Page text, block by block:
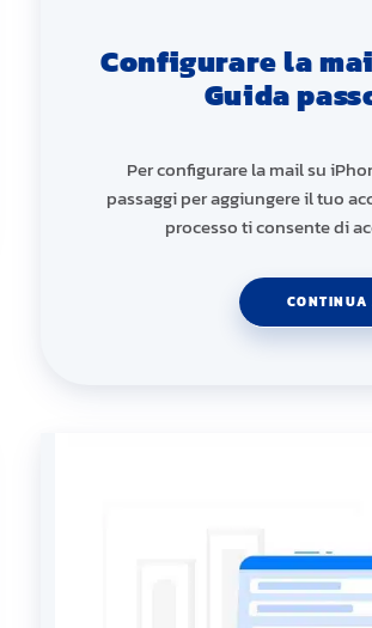
Configurare la
Guida
Per configurare la mail su
passaggi per aggiungere il tuo
processo ti consente di
CONTINUA